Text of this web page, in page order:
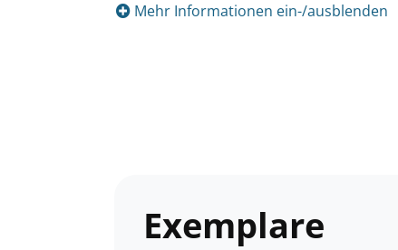
Mehr Informationen ein-/ausblenden
Exemplare